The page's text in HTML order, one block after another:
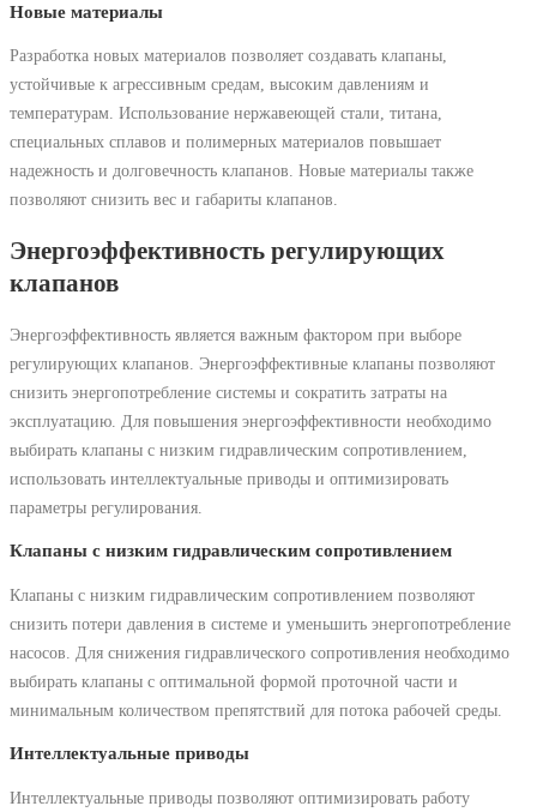
Новые материалы
Разработка новых материалов позволяет создавать клапаны,
устойчивые к агрессивным средам, высоким давлениям и
температурам. Использование нержавеющей стали, титана,
специальных сплавов и полимерных материалов повышает
надежность и долговечность клапанов. Новые материалы также
позволяют снизить вес и габариты клапанов.
Энергоэффективность регулирующих
клапанов
Энергоэффективность является важным фактором при выборе
регулирующих клапанов. Энергоэффективные клапаны позволяют
снизить энергопотребление системы и сократить затраты на
эксплуатацию. Для повышения энергоэффективности необходимо
выбирать клапаны с низким гидравлическим сопротивлением,
использовать интеллектуальные приводы и оптимизировать
параметры регулирования.
Клапаны с низким гидравлическим сопротивлением
Клапаны с низким гидравлическим сопротивлением позволяют
снизить потери давления в системе и уменьшить энергопотребление
насосов. Для снижения гидравлического сопротивления необходимо
выбирать клапаны с оптимальной формой проточной части и
минимальным количеством препятствий для потока рабочей среды.
Интеллектуальные приводы
Интеллектуальные приводы позволяют оптимизировать работу